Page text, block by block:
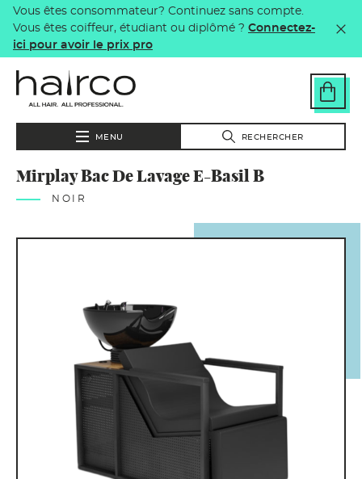
Aller au contenu principal
Vous êtes consommateur? Continuez sans compte.
Vous êtes coiffeur, étudiant ou diplômé ? Connectez-
ici pour avoir le prix pro
MENU RECHERCHER
Mirplay Bac De Lavage E-Basil B
NOIR